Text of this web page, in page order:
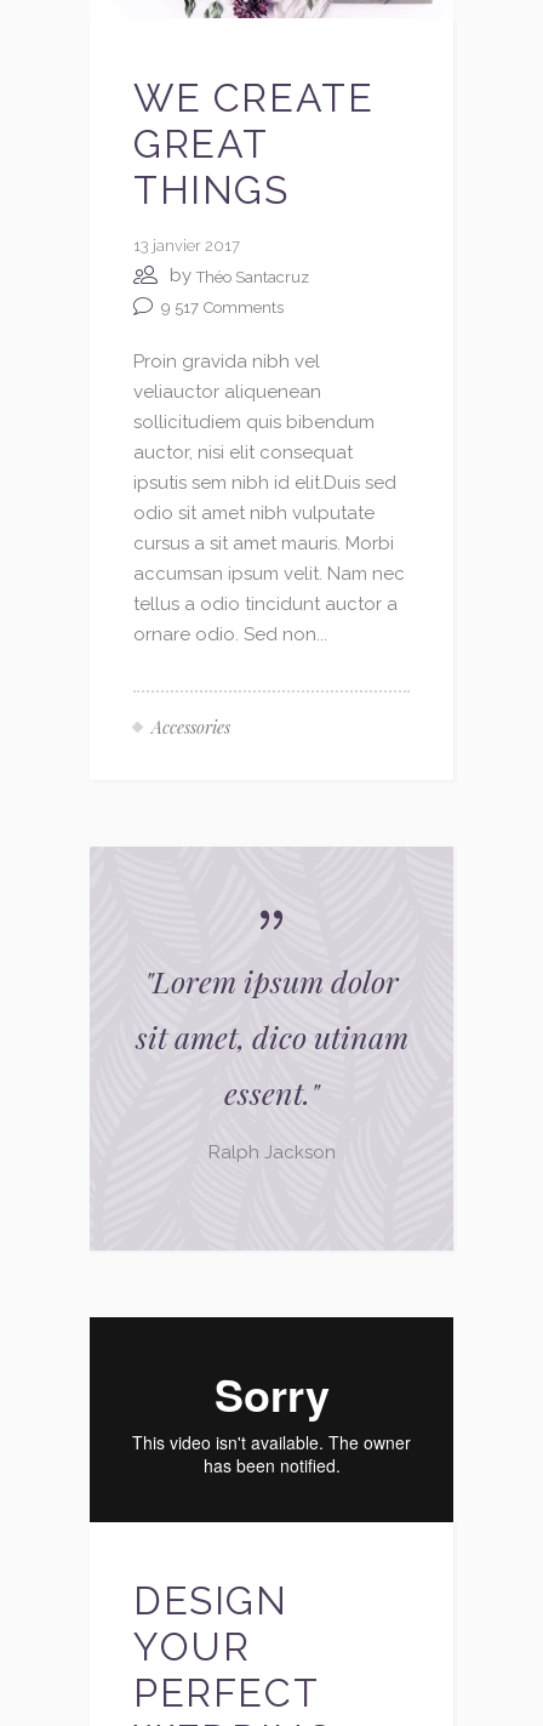
WE CREATE
GREAT
THINGS
13 janvier 2017
byThéo Santacruz
9 517 Comments
Proin gravida nibh vel
veliauctor aliquenean
sollicitudiem quis bibendum
auctor, nisi elit consequat
ipsutis sem nibh id elit.Duis sed
odio sit amet nibh vulputate
cursus a sit amet mauris. Morbi
accumsan ipsum velit. Nam nec
tellus a odio tincidunt auctor a
ornare odio. Sed non...
Accessories
"Lorem ipsum dolor
sit amet, dico utinam
essent."
Ralph Jackson
DESIGN
YOUR
PERFECT